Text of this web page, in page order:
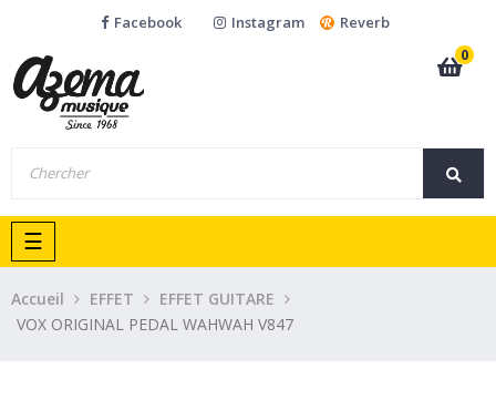
Facebook Instagram
Reverb
0
Basculer
la
navigation
☰
Accueil EFFET
EFFET GUITARE
VOX ORIGINAL PEDAL WAHWAH V847